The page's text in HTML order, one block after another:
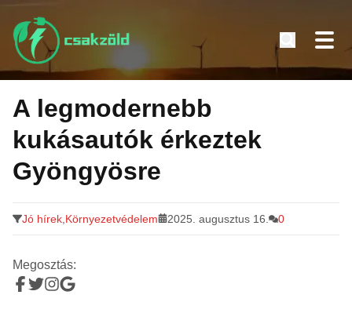
Tovább
tartalomra
A legmodernebb
kukásautók érkeztek
Gyöngyösre
Jó hírek Környezetvédelem 2025. augusztus 16. 0
Megosztás: